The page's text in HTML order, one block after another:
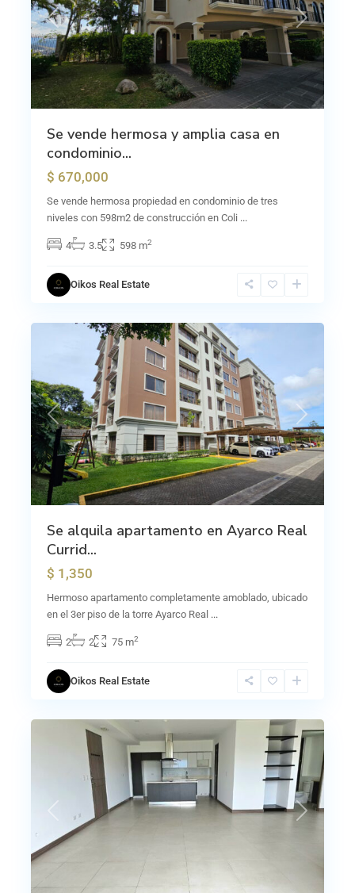
Previous Next
Se vende hermosa y amplia casa en
condominio...
$ 670,000
Se vende hermosa propiedad en condominio de tres
niveles con 598m2 de construcción en Coli ...
4 3.5 598 m2
Oikos Real Estate
Previous Next
Se alquila apartamento en Ayarco Real
Currid...
$ 1,350
Hermoso apartamento completamente amoblado, ubicado
en el 3er piso de la torre Ayarco Real ...
2 2 75 m2
Oikos Real Estate
Previous Next